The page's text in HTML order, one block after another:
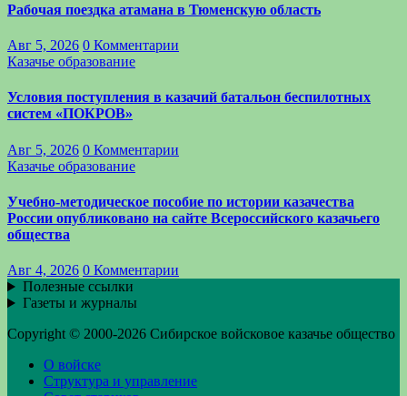
Рабочая поездка атамана в Тюменскую область
Авг 5, 2026 0 Комментарии
Казачье образование
Условия поступления в казачий батальон беспилотных
систем «ПОКРОВ»
Авг 5, 2026 0 Комментарии
Казачье образование
Учебно-методическое пособие по истории казачества
России опубликовано на сайте Всероссийского казачьего
общества
Авг 4, 2026 0 Комментарии
Полезные ссылки
Газеты и журналы
Copyright © 2000-2026 Сибирское войсковое казачье общество
О войске
Структура и управление